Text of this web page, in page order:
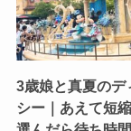
3歳娘と真夏のデ
シー｜あえて短